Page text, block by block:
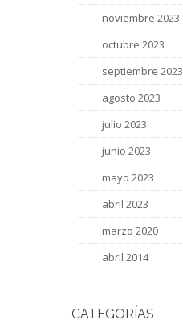
noviembre 2023
octubre 2023
septiembre 2023
agosto 2023
julio 2023
junio 2023
mayo 2023
abril 2023
marzo 2020
abril 2014
CATEGORÍAS